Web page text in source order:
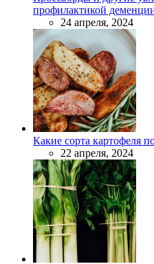
профилактикой
24 апреля, 2024
Какие сорта картофеля
22 апреля, 2024